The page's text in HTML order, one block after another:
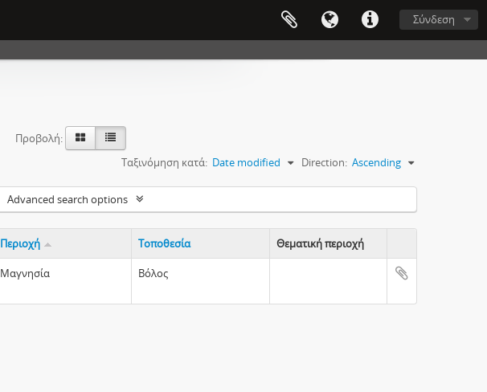
Σύνδεση
Προβολή:
Ταξινόμηση κατά: Date modified Direction: Ascending
Advanced search options
Περιοχή Τοποθεσία
Θεματική περιοχή
Clipboard
Μαγνησία Βόλος